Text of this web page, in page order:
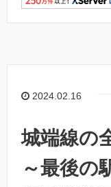
2024.02.16
城端線の
～最後の